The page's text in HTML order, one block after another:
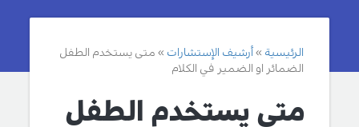
الرئيسية أرشيف الإستشارات
متى يستخدم الطفل
الضمائر او الضمير في الكلام
متى يستخدم الطفل